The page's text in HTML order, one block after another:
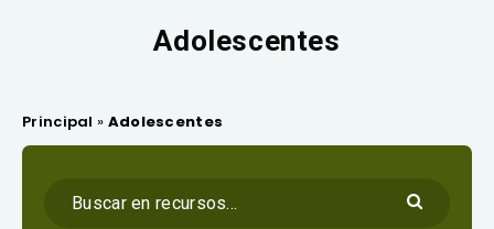
Adolescentes
Principal » Adolescentes